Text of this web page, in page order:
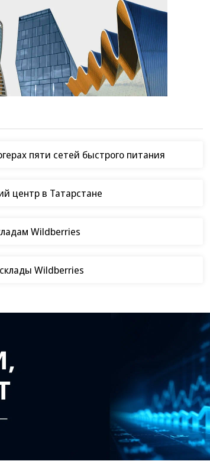
пяти сетей быстрого питания
центр в Татарстане
Wildberries
Wildberries